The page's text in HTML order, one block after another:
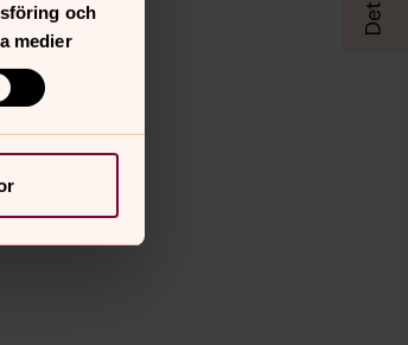
och
medier